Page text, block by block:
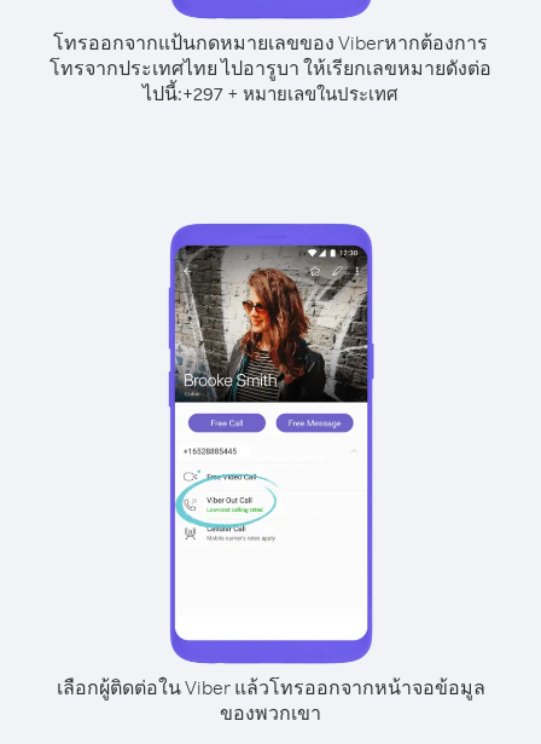
โทรออกจากแป้นกดหมายเลขของ Viberหากต้องการ
โทรจากประเทศไทย ไปอารูบา ให้เรียกเลขหมายดังต่อ
ไปนี้:+297 + หมายเลขในประเทศ
เลือกผู้ติดต่อใน Viber แล้วโทรออกจากหน้าจอข้อมูล
ของพวกเขา